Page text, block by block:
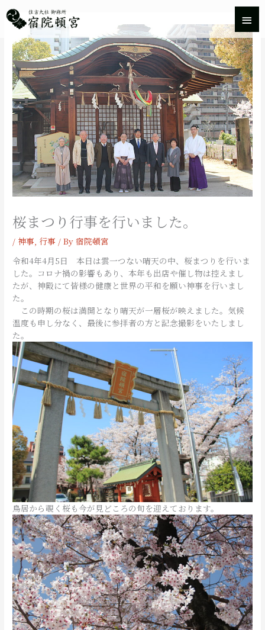
容
メ
イ
ン
メ
ニ
ュ
ー
桜まつり行事を行いました。
/神事 行事 / By宿院頓宮
令和4年4月5日 本日は雲一つない晴天の中、桜まつりを行いま
した。コロナ禍の影響もあり、本年も出店や催し物は控えまし
たが、神殿にて皆様の健康と世界の平和を願い神事を行いまし
た。
この時期の桜は満開となり晴天が一層桜が映えました。気候
温度も申し分なく、最後に参拝者の方と記念撮影をいたしまし
た。
鳥居から覗く桜も今が見どころの旬を迎えております。